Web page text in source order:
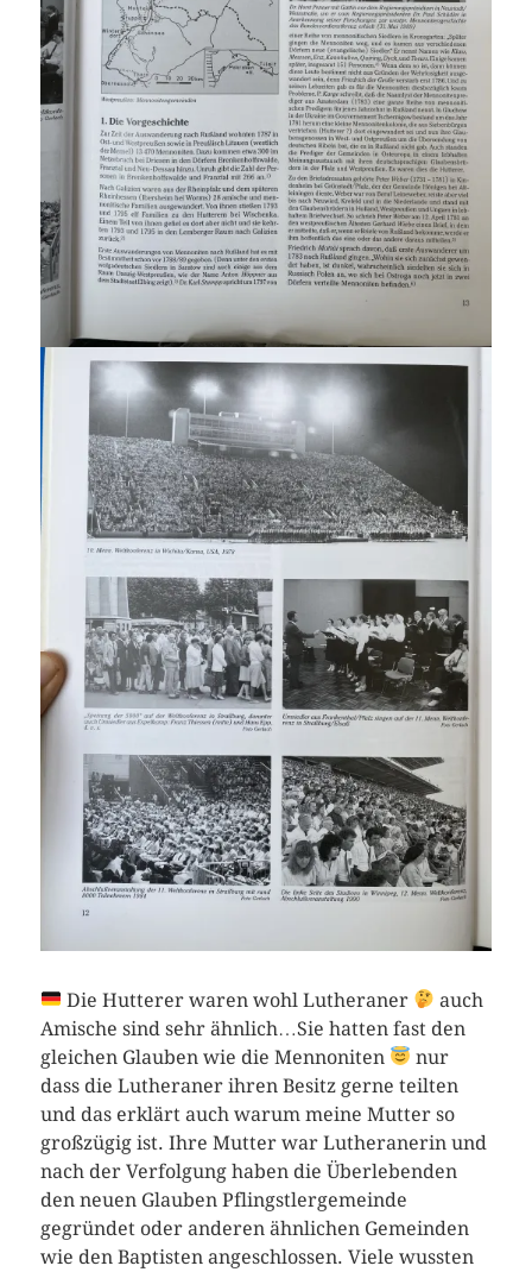
Die Hutterer waren wohl Lutheraner
auch
Amische sind sehr ähnlich…Sie hatten fast den
gleichen Glauben wie die Mennoniten
nur
dass die Lutheraner ihren Besitz gerne teilten
und das erklärt auch warum meine Mutter so
großzügig ist. Ihre Mutter war Lutheranerin und
nach der Verfolgung haben die Überlebenden
den neuen Glauben Pflingstlergemeinde
gegründet oder anderen ähnlichen Gemeinden
wie den Baptisten angeschlossen. Viele wussten